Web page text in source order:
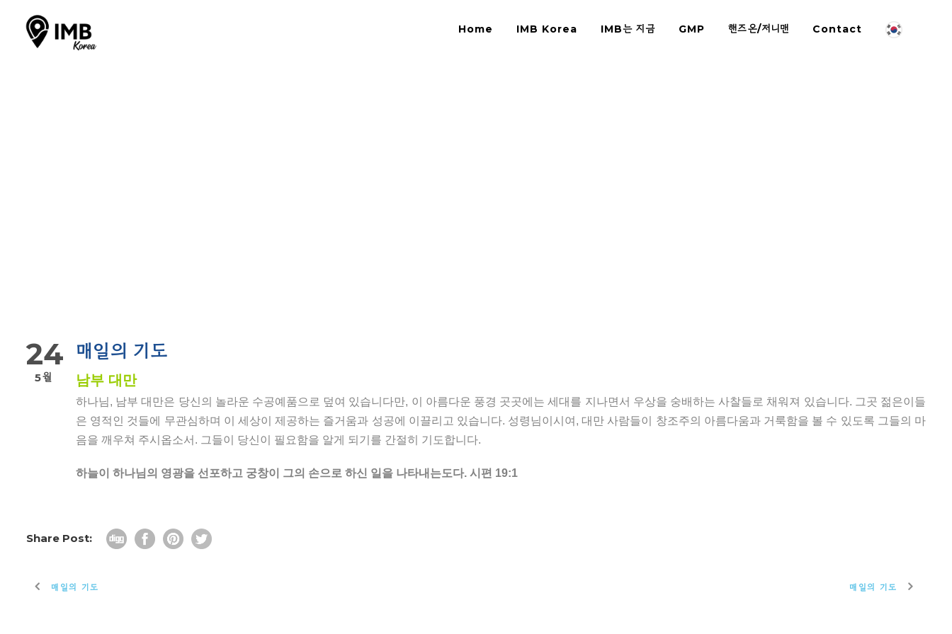
Home IMB Korea IMB는 지금 GMP 핸즈온/저니맨 Contact
24
5월
매일의 기도
남부 대만
하나님, 남부 대만은 당신의 놀라운 수공예품으로 덮여 있습니다만, 이 아름다운 풍경 곳곳에는 세대를 지나면서 우상을 숭배하는 사찰들로 채워져 있습니다. 그곳 젊은이들
은 영적인 것들에 무관심하며 이 세상이 제공하는 즐거움과 성공에 이끌리고 있습니다. 성령님이시여, 대만 사람들이 창조주의 아름다움과 거룩함을 볼 수 있도록 그들의 마
음을 깨우쳐 주시옵소서. 그들이 당신이 필요함을 알게 되기를 간절히 기도합니다.
하늘이 하나님의 영광을 선포하고 궁창이 그의 손으로 하신 일을 나타내는도다. 시편 19:1
Share Post:
매일의 기도 매일의 기도